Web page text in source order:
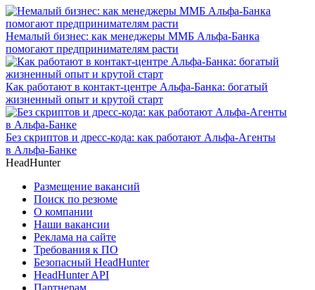
Немалый бизнес: как менеджеры ММБ Альфа-Банка
помогают предпринимателям расти
Как работают в контакт-центре Альфа-Банка: богатый
жизненный опыт и крутой старт
Без скриптов и дресс-кода: как работают Альфа-Агенты
в Альфа-Банке
HeadHunter
Размещение вакансий
Поиск по резюме
О компании
Наши вакансии
Реклама на сайте
Требования к ПО
Безопасный HeadHunter
HeadHunter API
Партнерам